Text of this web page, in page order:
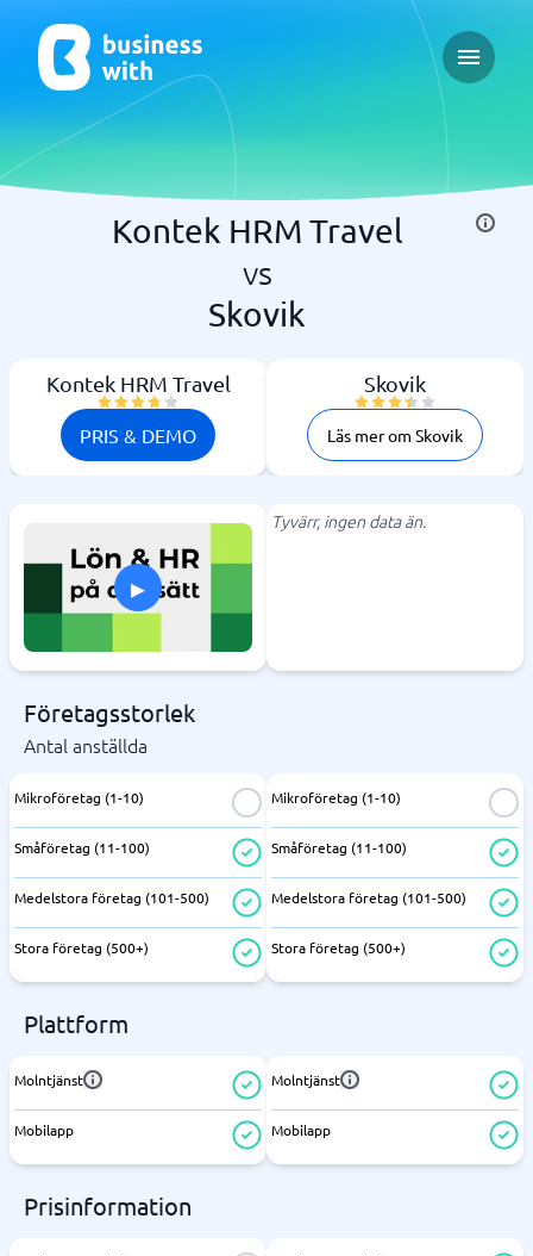
Open
Kontek HRM Travel
vs
Skovik
Kontek HRM Travel
PRIS & DEMO
Skovik
Läs mer om Skovik
▸
Tyvärr, ingen data än.
Företagsstorlek
Antal anställda
Mikroföretag (1-10)
Småföretag (11-100)
Medelstora företag (101-500)
Stora företag (500+)
Mikroföretag (1-10)
Småföretag (11-100)
Medelstora företag (101-500)
Stora företag (500+)
Plattform
Molntjänst
Mobilapp
Molntjänst
Mobilapp
Prisinformation